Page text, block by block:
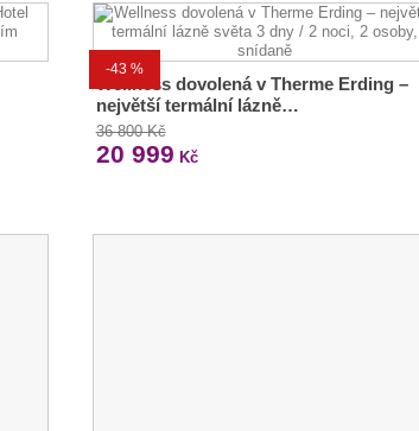
-43 %
Wellness dovolená v Therme Erding –
největší termální lázně…
36 800 Kč
20 999 Kč